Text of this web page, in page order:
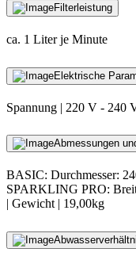
Filterleistung
ca. 1 Liter je Minute
Elektrische
Spannung | 220 V - 240
Abmessungen
BASIC: Durchmesser:
SPARKLING PRO:
| Gewicht | 19,00kg